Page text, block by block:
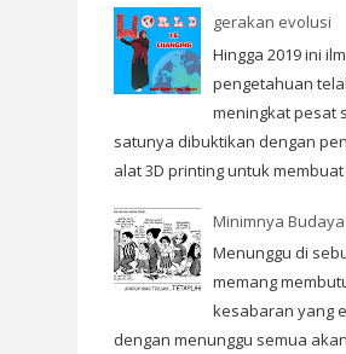
gerakan evolusi
Hingga 2019 ini
pengetahuan
meningkat pesat
satunya dibuktikan dengan
alat 3D printing untuk membuat
Minimnya
Menunggu di
memang
kesabaran yang
dengan menunggu semua